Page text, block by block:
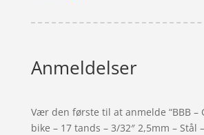
Anmeldelser
Vær den første til at anmelde “BBB –
bike – 17 tands – 3/32″ 2,5mm – Stål